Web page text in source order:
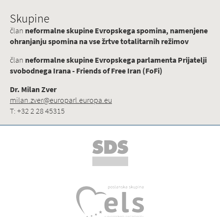
Skupine
član neformalne skupine Evropskega spomina, namenjene
ohranjanju spomina na vse žrtve totalitarnih režimov
član neformalne skupine Evropskega parlamenta Prijatelji
svobodnega Irana - Friends of Free Iran (FoFi)
Dr. Milan Zver
milan.zver@europarl.europa.eu
T: +32 2 28 45315